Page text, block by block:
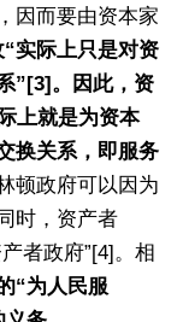
因而要由资本家
实际上只是对资
”[3]。因此，资
上就是为资本
换关系，即服务
顿政府可以因为
时，资产者
者政府”[4]。相
“为人民服